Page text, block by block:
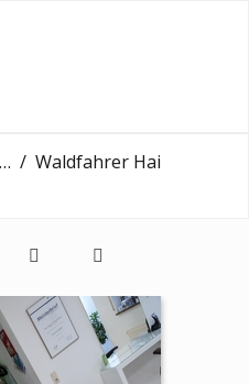
Waldfahrer Hairgangster Wiesbaden Erbenheim 21 09 2024 0010